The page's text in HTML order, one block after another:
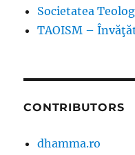
Societatea
TAOISM –
CONTRIBUTORS
dhamma.ro